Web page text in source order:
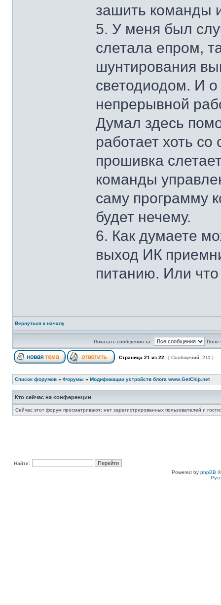
зашить команды
5. У меня был
слетала епром,
шунтирования
светодиодом. И
непрерывной
Думал здесь
работает хоть
прошивка
команды
саму программу
будет нечему.
6. Как думаете
выход ИК
питанию. Или
Вернуться к началу
Показать сообщения за: Поле
Страница 21 из 22 [ Сообщений: 211 ]
Список форумов » Форумы » Модификации устройств блога www.GetChip.net
Кто сейчас на конференции
Сейчас этот форум просматривают: нет зарегистрированных пользователей и
Найти:
Powered by phpBB